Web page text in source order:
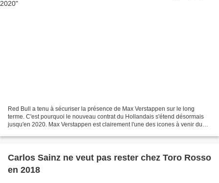
Red Bull a tenu à sécuriser la présence de Max Verstappen sur le long
terme. C'est pourquoi le nouveau contrat du Hollandais s'étend désormais
jusqu'en 2020. Max Verstappen est clairement l'une des icones à venir du
Carlos Sainz ne veut pas rester chez Toro Rosso
en 2018